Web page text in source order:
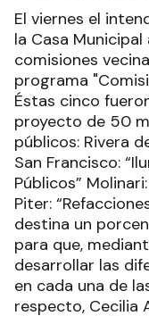
El viernes el
la Casa
comisiones
programa
Éstas cinco
proyecto de 50
públicos: Rivera
San Francisco:
Públicos”
Piter:
destina un
para que,
desarrollar las
en cada una de
respecto, Cecilia